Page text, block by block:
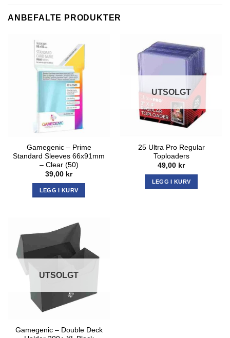
ANBEFALTE PRODUKTER
Gamegenic – Prime
Standard Sleeves 66x91mm
– Clear (50)
39,00 kr
LEGG I KURV
UTSOLGT
25 Ultra Pro Regular
Toploaders
49,00 kr
LEGG I KURV
UTSOLGT
Gamegenic – Double Deck